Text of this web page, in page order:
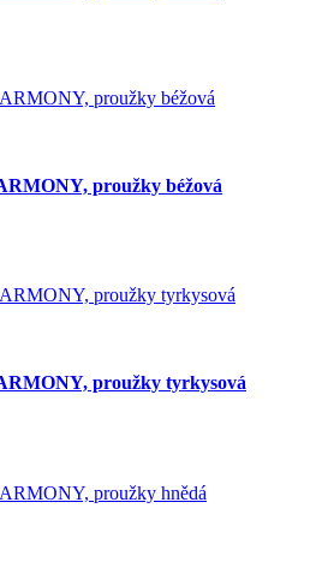
proužky béžová
proužky tyrkysová